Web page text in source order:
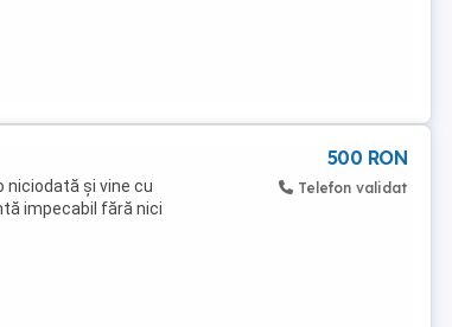
niciodată și vine cu
impecabil fără nici
500 RON
Telefon validat